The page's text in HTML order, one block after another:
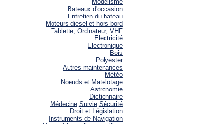
Modélisme
Bateaux d'occasion
Entretien du bateau
Moteurs diesel et hors bord
Tablette, Ordinateur, VHF
Electricité
Electronique
Bois
Polyester
Autres maintenances
Météo
Noeuds et Matelotage
Astronomie
Dictionnaire
Médecine,Survie,Sécurité
Droit et Législation
Instruments de Navigation